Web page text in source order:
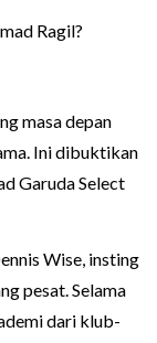
Ragil?
masa depan
Ini dibuktikan
Garuda Select
Wise, insting
pesat. Selama
dari klub-